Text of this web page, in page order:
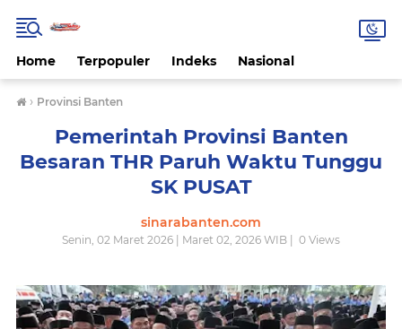
Home Terpopuler Indeks Nasional
› Provinsi Banten
Pemerintah Provinsi Banten
Besaran THR Paruh Waktu Tunggu
SK PUSAT
sinarabanten.com
Senin, 02 Maret 2026 | Maret 02, 2026 WIB | 0 Views